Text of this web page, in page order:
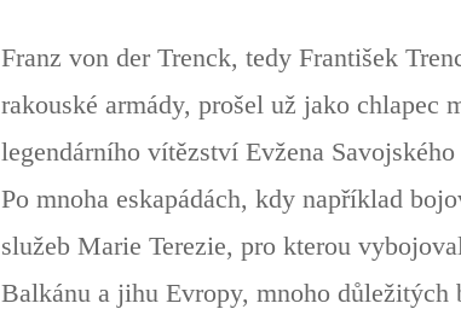
Franz von der Trenck, tedy František
rakouské armády, prošel už jako
legendárního vítězství Evžena
Po mnoha eskapádách, kdy například
služeb Marie Terezie, pro kterou
Balkánu a jihu Evropy, mnoho důležitých